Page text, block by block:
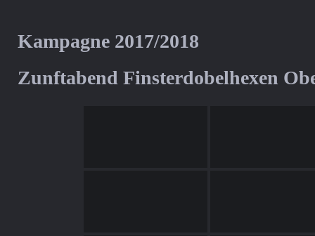
Kampagne 2017/2018
Zunftabend Finsterdobelhexen